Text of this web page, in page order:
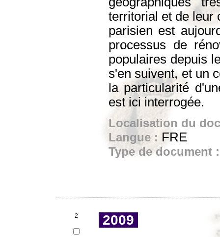
territorial et de leur
parisien est
processus de
populaires depuis
s'en suivent, et un
la particularité
est ici interrogée.
Localisation du
Langue : FRE
Type de document
2 2009